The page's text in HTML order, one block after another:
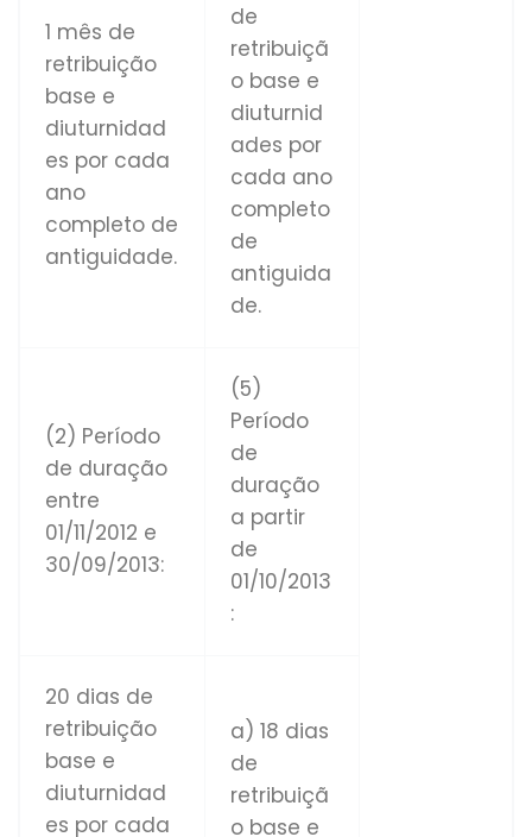
1 mês de
retribuição
base e
diuturnidad
es por cada
ano
completo de
antiguidade.
de
retribuiçã
o base e
diuturnid
ades por
cada ano
completo
de
antiguida
de.
(2) Período
de duração
entre
01/11/2012 e
30/09/2013:
(5)
Período
de
duração
a partir
de
01/10/2013
:
20 dias de
retribuição
base e
diuturnidad
es por cada
a) 18 dias
de
retribuiçã
o base e